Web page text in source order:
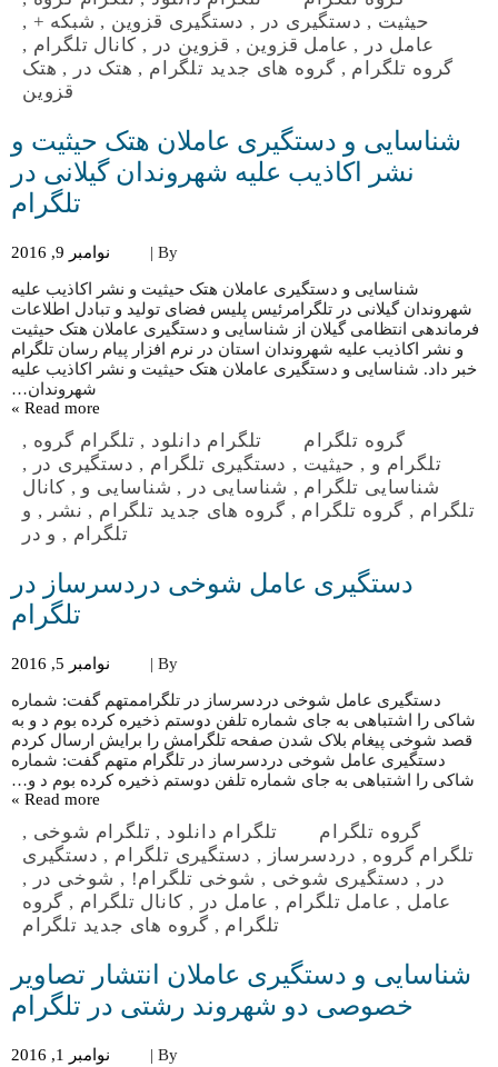
حیثیت, دستگیری در, دستگیری قزوین, شبکه + ,
عامل در, عامل قزوین, قزوین در, کانال تلگرام,
گروه تلگرام , گروه های جدید تلگرام , هتک در,
هتک
قزوین
شناسایی و دستگیری عاملان هتک حیثیت و
نشر اکاذیب علیه شهروندان گیلانی در
تلگرام
By | نوامبر 9, 2016
شناسایی و دستگیری عاملان هتک حیثیت و نشر اکاذیب علیه
شهروندان گیلانی در تلگرامرئیس پلیس فضای تولید و تبادل اطلاعات
فرماندهی انتظامی گیلان از شناسایی و دستگیری عاملان هتک حیثیت
و نشر اکاذیب علیه شهروندان استان در نرم افزار پیام رسان تلگرام
خبر داد. شناسایی و دستگیری عاملان هتک حیثیت و نشر اکاذیب علیه
شهروندان…
Read more »
گروه تلگرام تلگرام دانلود, تلگرام گروه,
تلگرام و , حیثیت, دستگیری تلگرام , دستگیری در,
شناسایی تلگرام , شناسایی در, شناسایی و , کانال
تلگرام, گروه تلگرام , گروه های جدید تلگرام , نشر, و
تلگرام, و در
دستگیری عامل شوخی دردسرساز در
تلگرام
By | نوامبر 5, 2016
دستگیری عامل شوخی دردسرساز در تلگراممتهم گفت: شماره
شاکی را اشتباهی به جای شماره تلفن دوستم ذخیره کرده بوم د و به
قصد شوخی پیغام بلاک شدن صفحه تلگرامش را برایش ارسال کردم
دستگیری عامل شوخی دردسرساز در تلگرام متهم گفت: شماره
شاکی را اشتباهی به جای شماره تلفن دوستم ذخیره کرده بوم د و…
Read more »
گروه تلگرام تلگرام دانلود, تلگرام شوخی,
تلگرام گروه, دردسرساز, دستگیری تلگرام , دستگیری
در, دستگیری شوخی, شوخی تلگرام!, شوخی در,
عامل, عامل تلگرام, عامل در, کانال تلگرام, گروه
تلگرام , گروه های جدید تلگرام
شناسایی و دستگیری عاملان انتشار تصاویر
خصوصی دو شهروند رشتی در تلگرام
By | نوامبر 1, 2016